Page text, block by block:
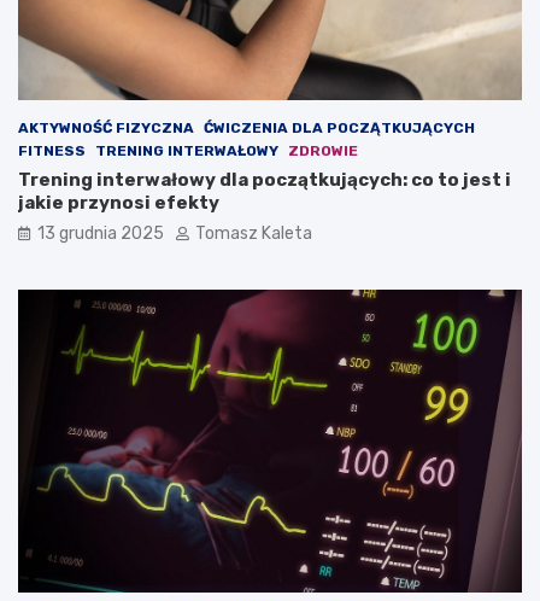
m
n
i
o
w
ą
i
AKTYWNOŚĆ FIZYCZNA ĆWICZENIA DLA POCZĄTKUJĄCYCH
FITNESS
TRENING INTERWAŁOWY ZDROWIE
Trening interwałowy dla początkujących: co to jest i
jakie przynosi efekty
13 grudnia 2025 Tomasz Kaleta